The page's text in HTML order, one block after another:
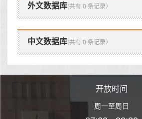
外文数据库(共有 0 条记录）
中文数据库(共有 0 条记录）
开放时间
周一至周日